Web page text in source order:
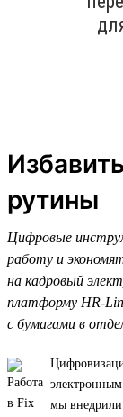
рутины
Цифровые
работу и
на кадровый
платформу HR-
с бумагами в
мы внедрили